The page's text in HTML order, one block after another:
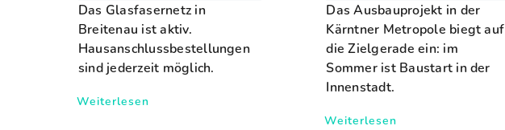
Das Glasfasernetz in
Breitenau ist aktiv.
Hausanschlussbestellungen
sind jederzeit möglich.
Weiterlesen
Das Ausbauprojekt in der
Kärntner Metropole biegt auf
die Zielgerade ein: im
Sommer ist Baustart in der
Innenstadt.
Weiterlesen